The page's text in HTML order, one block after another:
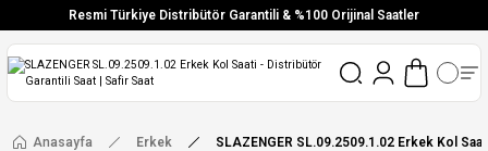
Resmi Türkiye Distribütör Garantili & %100 Orijinal Saatler
Vade Farksız 6 Taksit
Ücretsiz Kargo
Anasayfa Erkek SLAZENGER SL.09.2509.1.02 Erkek Kol